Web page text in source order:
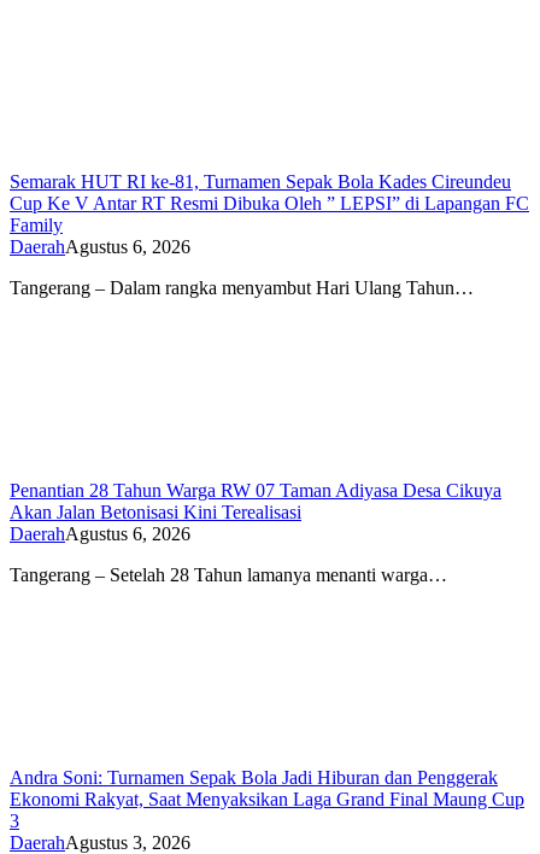
Semarak HUT RI ke-81, Turnamen Sepak Bola Kades Cireundeu
Cup Ke V Antar RT Resmi Dibuka Oleh ” LEPSI” di Lapangan FC
Family
DaerahAgustus 6, 2026
Tangerang – Dalam rangka menyambut Hari Ulang Tahun…
Penantian 28 Tahun Warga RW 07 Taman Adiyasa Desa Cikuya
Akan Jalan Betonisasi Kini Terealisasi
DaerahAgustus 6, 2026
Tangerang – Setelah 28 Tahun lamanya menanti warga…
Andra Soni: Turnamen Sepak Bola Jadi Hiburan dan Penggerak
Ekonomi Rakyat, Saat Menyaksikan Laga Grand Final Maung Cup
3
DaerahAgustus 3, 2026